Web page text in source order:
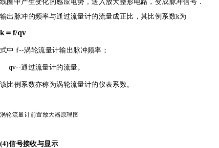
线圈中产生变化的感应电势，送入放大整形电路，变成脉冲信号．
输出脉冲的频率与通过流量计的流量成正比，其比例系数k为
k＝ f/qv
式中 f--涡轮流量计输出脉冲频率；
qv--通过流量计的流量。
该比例系数亦称为涡轮流量计的仪表系数。
涡轮流量计前置放大器原理图
(4)信号接收与显示